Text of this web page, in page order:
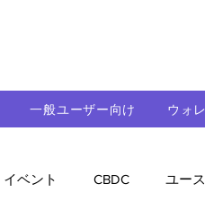
一般ユーザー向け ウォ
イベント CBDC ユー